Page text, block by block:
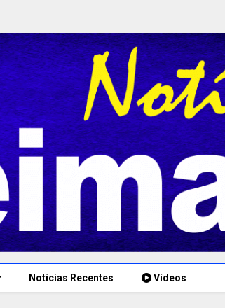
Notícias Recentes Vídeos